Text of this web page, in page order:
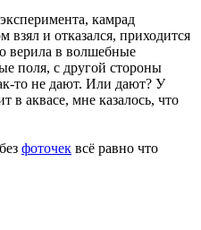
камрад
и отказался, приходится
верила в волшебные
поля, с другой стороны
то не дают. Или дают? У
в аквасе, мне казалось, что
фоточек всё равно что